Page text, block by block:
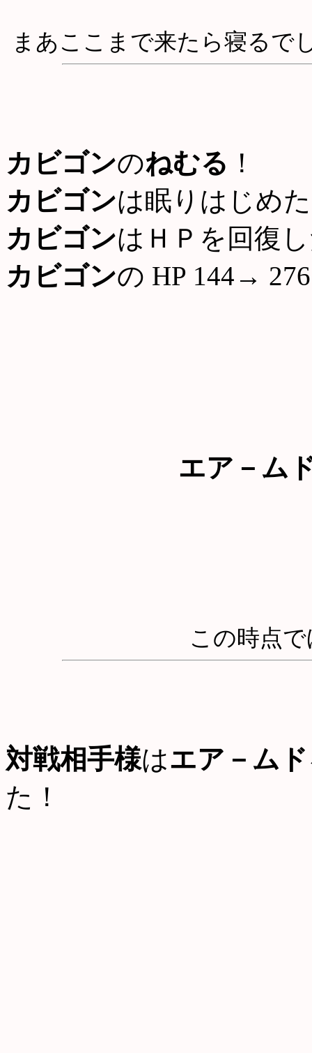
まあここまで来たら寝るで
カビゴンのねむる ！
カビゴンは眠りはじめ
カビゴンはＨＰを回復
カビゴンの HP 144→ 276
エア－ム
この時点
対戦相手様はエア－ムド
た！